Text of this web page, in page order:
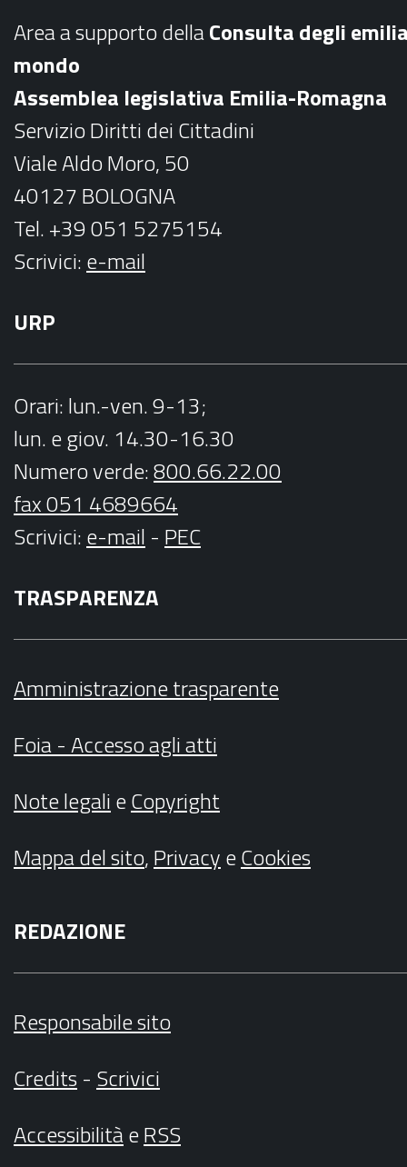
o
k
r
a
m
Area a supporto dellaConsulta degli
mondo
Assemblea legislativa Emilia-Romagna
Servizio Diritti dei Cittadini
Viale Aldo Moro, 50
40127 BOLOGNA
Tel. +39 051 5275154
Scrivici:e-mail
URP
Orari: lun.-ven. 9-13;
lun. e giov. 14.30-16.30
Numero verde:800.66.22.00
fax 051 4689664
Scrivici:e-mail - PEC
TRASPARENZA
Amministrazione trasparente
Foia - Accesso agli atti
Note legalieCopyright
Mappa del sito,PrivacyeCookies
REDAZIONE
Responsabile sito
Credits- Scrivici
AccessibilitàeRSS